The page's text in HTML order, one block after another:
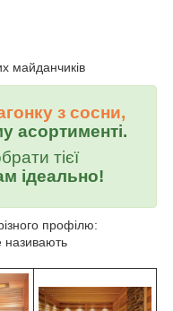
майданчиків
з сосни,
асортименті.
тієї
ідеально!
профілю: